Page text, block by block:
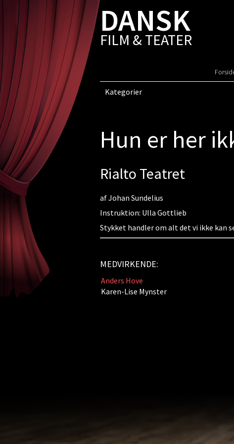
DANSK
FILM & TEATER
Kategorier
Hun er her
Rialto Teatret
af Johan Sundelius
Instruktion: Ulla Gottlieb
Stykket handler om alt det vi ikke kan
MEDVIRKENDE:
Anders Hove
Karen-Lise Mynster